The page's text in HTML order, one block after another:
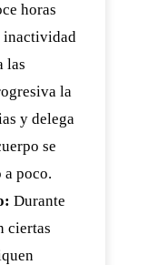
horas
inactividad
las
la
y delega
se
a poco.
Durante
ciertas